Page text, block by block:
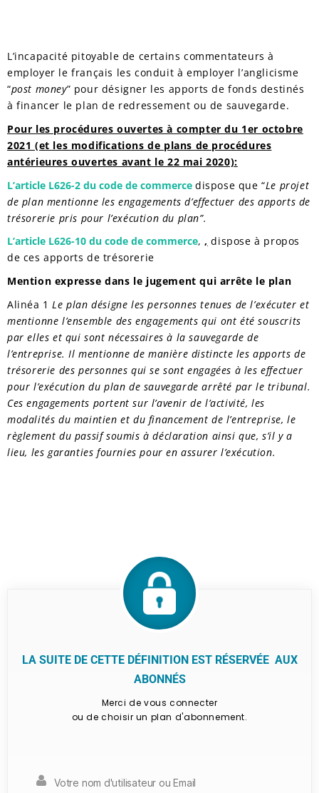
L’incapacité pitoyable de certains commentateurs à
employer le français les conduit à employer l’anglicisme
“post money” pour désigner les apports de fonds destinés
à financer le plan de redressement ou de sauvegarde.
Pour les procédures ouvertes à compter du 1er octobre
2021 (et les modifications de plans de procédures
antérieures ouvertes avant le 22 mai 2020):
L’article L626-2 du code de commerce dispose que “Le projet
de plan mentionne les engagements d’effectuer des apports de
trésorerie pris pour l’exécution du plan”.
L’article L626-10 du code de commerce,, dispose à propos
de ces apports de trésorerie
Mention expresse dans le jugement qui arrête le plan
Alinéa 1Le plan désigne les personnes tenues de l’exécuter et
mentionne l’ensemble des engagements qui ont été souscrits
par elles et qui sont nécessaires à la sauvegarde de
l’entreprise. Il mentionne de manière distincte les apports de
trésorerie des personnes qui se sont engagées à les effectuer
pour l’exécution du plan de sauvegarde arrêté par le tribunal.
Ces engagements portent sur l’avenir de l’activité, les
modalités du maintien et du financement de l’entreprise, le
règlement du passif soumis à déclaration ainsi que, s’il y a
lieu, les garanties fournies pour en assurer l’exécution.
LA SUITE DE CETTE DÉFINITION EST RÉSERVÉE AUX
ABONNÉS
Merci de vous connecter
ou de choisir un plan d'abonnement.